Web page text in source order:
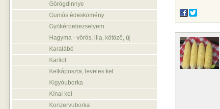
Görögdinnye
Gumós édeskömény
Gyökérpetrezselyem
Hagyma - vörös, lila, kötöző, új
Karalábé
Karfiol
Kelkáposzta, leveles kel
Kígyóuborka
Kínai kel
Konzervuborka